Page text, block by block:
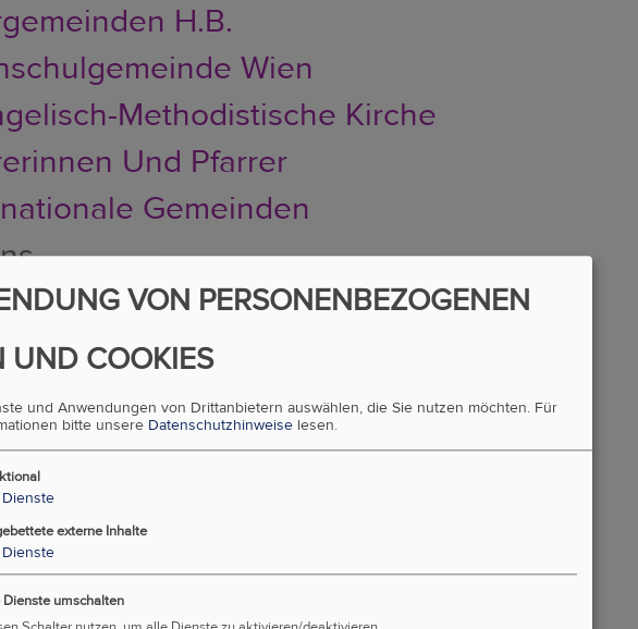
H.B.
Wien
Methodistische Kirche
Und Pfarrer
Gemeinden
In Wien
Der Diözese Wien
Aller Arbeitsbereiche
Aufgabe Und Demokratie
1517 Bis 2018
VON PERSONENBEZOGENEN
UND COOKIES
und Anwendungen von Drittanbietern auswählen, die Sie nutzen möchten. Für
bitte unsere Datenschutzhinweise lesen.
Dienste
externe Inhalte
Dienste
umschalten